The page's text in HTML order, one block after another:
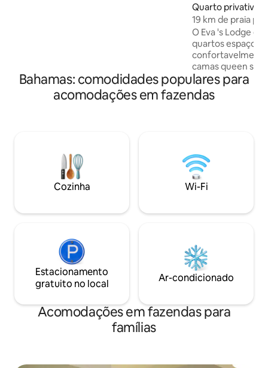
Quarto privativo ⋅
19 km de praia
O Eva 's Lodge é
quartos
camas queen
ventilador de
frigobar abastecido com
pisos de madeira
plano, de uma
lugares sentados
trabalho.
leva diretamente
Bahamas: comodidades populares para
acomodações em fazendas
Cozinha Wi-Fi
Estacionamento
gratuito no local
Ar-condicionado
Acomodações em fazendas para
famílias